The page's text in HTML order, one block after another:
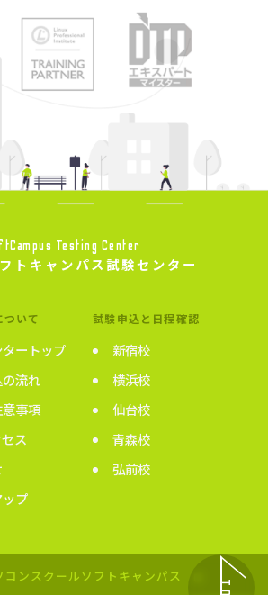
Testing Center
トキャンパス試験センター
いて
ートップ
流れ
事項
ス
プ
試験申込と日程確認
新宿校
横浜校
仙台校
青森校
弘前校
コンスクールソフトキャンパス